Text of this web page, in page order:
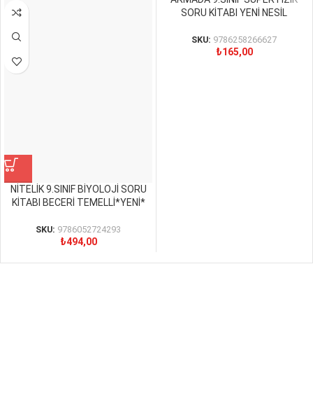
NİTELİK 9.SINIF BİYOLOJİ SORU
KİTABI BECERİ TEMELLİ*YENİ*
SKU: 9786052724293
₺494,00
SORU KİTABI YENİ NESİL
SKU: 9786258266627
₺165,00